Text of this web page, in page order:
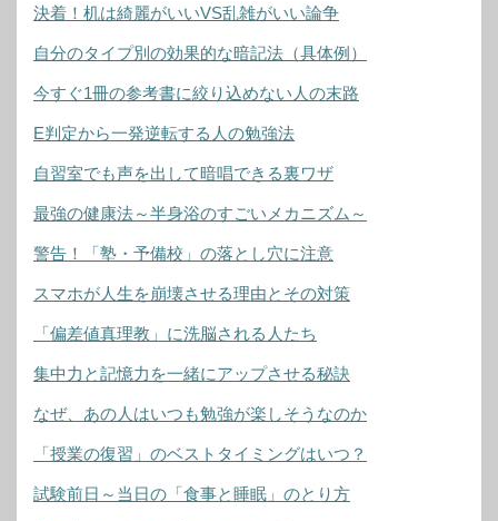
決着！机は綺麗がいいVS乱雑がいい論争
自分のタイプ別の効果的な暗記法（具体例）
今すぐ1冊の参考書に絞り込めない人の末路
E判定から一発逆転する人の勉強法
自習室でも声を出して暗唱できる裏ワザ
最強の健康法～半身浴のすごいメカニズム～
警告！「塾・予備校」の落とし穴に注意
スマホが人生を崩壊させる理由とその対策
「偏差値真理教」に洗脳される人たち
集中力と記憶力を一緒にアップさせる秘訣
なぜ、あの人はいつも勉強が楽しそうなのか
「授業の復習」のベストタイミングはいつ？
試験前日～当日の「食事と睡眠」のとり方